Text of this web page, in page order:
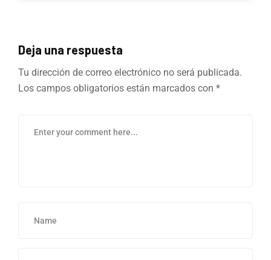
Deja una respuesta
Tu dirección de correo electrónico no será publicada.
Los campos obligatorios están marcados con *